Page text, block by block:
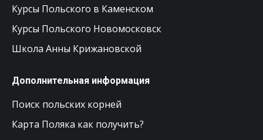
Курсы Польского в Каменском
Курсы Польского Новомосковск
Школа Анны Крижановской
Дополнительная информация
Поиск польских корней
Карта Поляка как получить?